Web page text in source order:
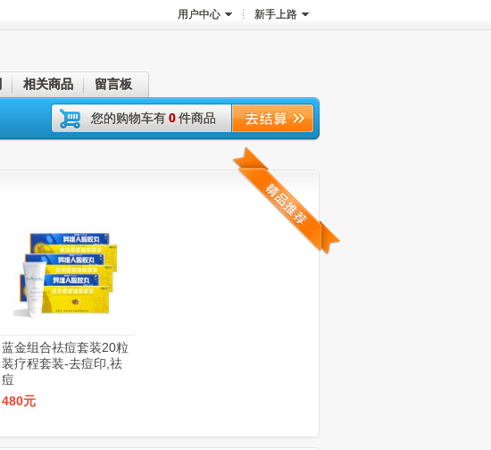
用户中心 新手上路
您的购物车有0件商品
相关商品 留言板
蓝金组合祛痘套装20粒
装疗程套装-去痘印,祛
痘
480元